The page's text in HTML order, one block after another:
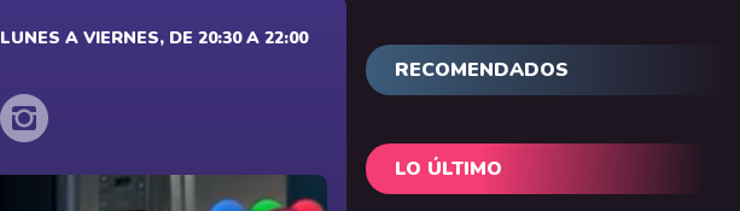
LUNES A VIERNES, DE 20:30 A 22:00
RECOMENDADOS
LO ÚLTIMO